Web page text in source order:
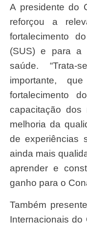
A presidente do Conass, Tânia Mara Coelho,
reforçou a
fortalecimento
(SUS) e para a
saúde.
importante,
fortalecimento
capacitação
melhoria da
de experiências
ainda mais
aprender e
ganho para o
Também presente, o assessor para Relações
Internacionais do